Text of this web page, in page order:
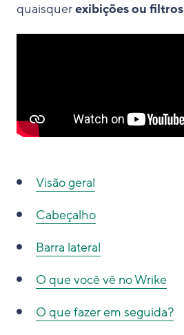
quaisquerexibições ou filtros
Visão geral
Cabeçalho
Barra lateral
O que você vê no Wrike
O que fazer em seguida?